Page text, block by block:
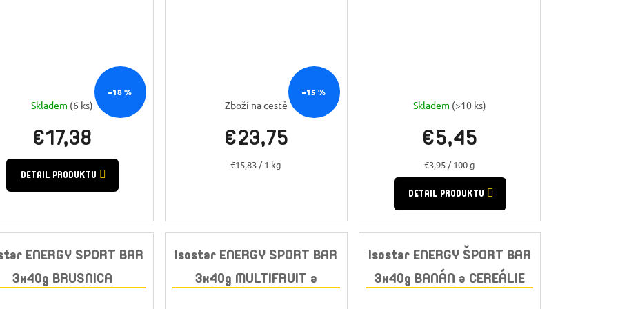
–18 %
Skladem (6 ks)
€17,38
DETAIL PRODUKTU
–15 %
Zboží na cestě
€23,75
Jednotková
€15,83 / 1 kg
Skladem (>10 ks)
€5,45
Jednotková
cena:
€3,95 / 100 g
DETAIL PRODUKTU
ENERGY SPORT BAR
3x40g BRUSNICA
Isostar ENERGY SPORT BAR
3x40g MULTIFRUIT a
Isostar ENERGY ŠPORT BAR
3x40g BANÁN a CEREÁLIE